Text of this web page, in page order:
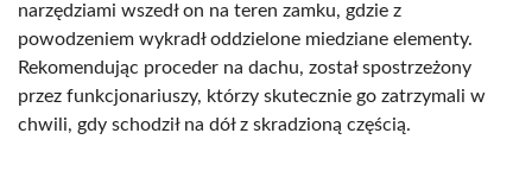
narzędziami wszedł on na teren zamku, gdzie z
powodzeniem wykradł oddzielone miedziane elementy.
Rekomendując proceder na dachu, został spostrzeżony
przez funkcjonariuszy, którzy skutecznie go zatrzymali w
chwili, gdy schodził na dół z skradzioną częścią.